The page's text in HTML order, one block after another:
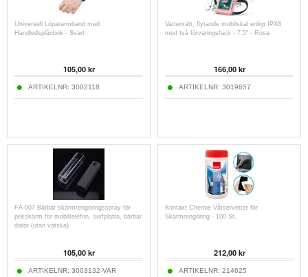
Universell Löpararmband med
Handledsplånbok - Svart
105,00kr
ARTIKELNR: 3002118
Vattentätt, flytande mobilskal enligt IPX8
med två förvaringsfack - 7.5" - Rosa
166,00kr
ARTIKELNR: 3019657
FA-007 Bärbar skärmrengöringsspray för
pekskärm för mobiltelefon, surfplatta, bärbar
dator (utan vätska)
105,00kr
ARTIKELNR: 3003132-VAR
Kontakt Chemie Våtservetter för
Skärmrengöring - 100 St.
212,00kr
ARTIKELNR: 214625